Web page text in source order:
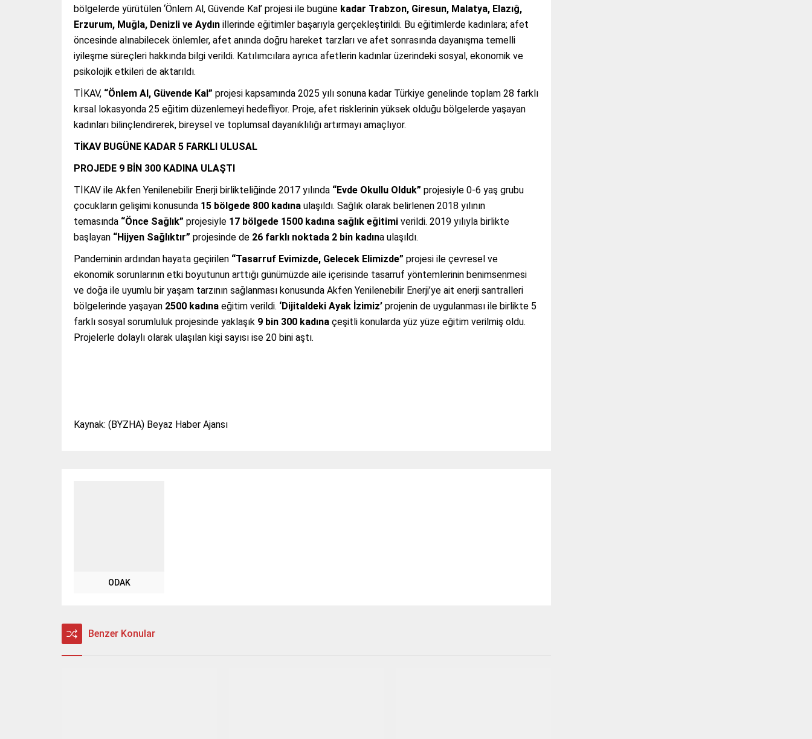
bölgelerde yürütülen ‘Önlem Al, Güvende Kal’ projesi ile bugüne kadar Trabzon, Giresun, Malatya, Elazığ,
Erzurum, Muğla, Denizli ve Aydın illerinde eğitimler başarıyla gerçekleştirildi. Bu eğitimlerde kadınlara; afet
öncesinde alınabilecek önlemler, afet anında doğru hareket tarzları ve afet sonrasında dayanışma temelli
iyileşme süreçleri hakkında bilgi verildi. Katılımcılara ayrıca afetlerin kadınlar üzerindeki sosyal, ekonomik ve
psikolojik etkileri de aktarıldı.
TİKAV, “Önlem Al, Güvende Kal” projesi kapsamında 2025 yılı sonuna kadar Türkiye genelinde toplam 28 farklı
kırsal lokasyonda 25 eğitim düzenlemeyi hedefliyor. Proje, afet risklerinin yüksek olduğu bölgelerde yaşayan
kadınları bilinçlendirerek, bireysel ve toplumsal dayanıklılığı artırmayı amaçlıyor.
TİKAV BUGÜNE KADAR 5 FARKLI ULUSAL
PROJEDE 9 BİN 300 KADINA ULAŞTI
TİKAV ile Akfen Yenilenebilir Enerji birlikteliğinde 2017 yılında “Evde Okullu Olduk” projesiyle 0-6 yaş grubu
çocukların gelişimi konusunda 15 bölgede 800 kadına ulaşıldı. Sağlık olarak belirlenen 2018 yılının
temasında “Önce Sağlık” projesiyle 17 bölgede 1500 kadına sağlık eğitimi verildi. 2019 yılıyla birlikte
başlayan “Hijyen Sağlıktır” projesinde de 26 farklı noktada 2 bin kadına ulaşıldı.
Pandeminin ardından hayata geçirilen “Tasarruf Evimizde, Gelecek Elimizde” projesi ile çevresel ve
ekonomik sorunlarının etki boyutunun arttığı günümüzde aile içerisinde tasarruf yöntemlerinin benimsenmesi
ve doğa ile uyumlu bir yaşam tarzının sağlanması konusunda Akfen Yenilenebilir Enerji’ye ait enerji santralleri
bölgelerinde yaşayan 2500 kadına eğitim verildi. ‘Dijitaldeki Ayak İzimiz’ projenin de uygulanması ile birlikte 5
farklı sosyal sorumluluk projesinde yaklaşık 9 bin 300 kadına çeşitli konularda yüz yüze eğitim verilmiş oldu.
Projelerle dolaylı olarak ulaşılan kişi sayısı ise 20 bini aştı.
Kaynak: (BYZHA) Beyaz Haber Ajansı
ODAK
Benzer Konular